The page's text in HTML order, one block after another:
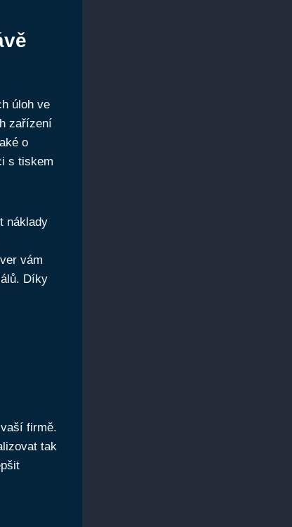
úloh ve
zařízení
o
s tiskem
náklady
vám
Díky
firmě.
tak